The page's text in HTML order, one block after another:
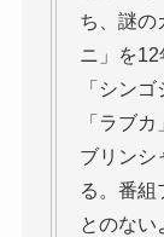
ち、謎の
ニ」を
「シン
「ラブ
ブリンシ
る。番組
とのない